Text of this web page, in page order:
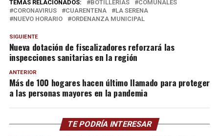
TEMAS RELACIONADOS: BOTILLERÍAS
COMUNALES
CORONAVIRUS
CUARENTENA
LA SERENA
NUEVO HORARIO
ORDENANZA MUNICIPAL
SIGUIENTE
Nueva dotación de fiscalizadores reforzará las
inspecciones sanitarias en la región
ANTERIOR
Más de 100 hogares hacen último llamado para proteger
a las personas mayores en la pandemia
TE PODRÍA INTERESAR